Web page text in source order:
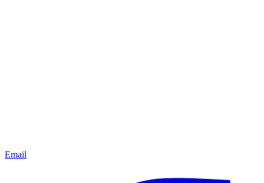
Email